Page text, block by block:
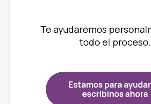
Te ayudaremos
todo el proceso.